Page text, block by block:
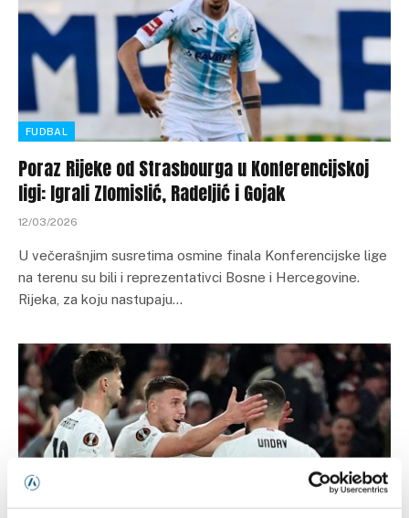
FUDBAL
Poraz Rijeke od Strasbourga u Konferencijskoj
ligi: Igrali Zlomislić, Radeljić i Gojak
12/03/2026
U večerašnjim susretima osmine finala Konferencijske lige
na terenu su bili i reprezentativci Bosne i Hercegovine.
Rijeka, za koju nastupaju…